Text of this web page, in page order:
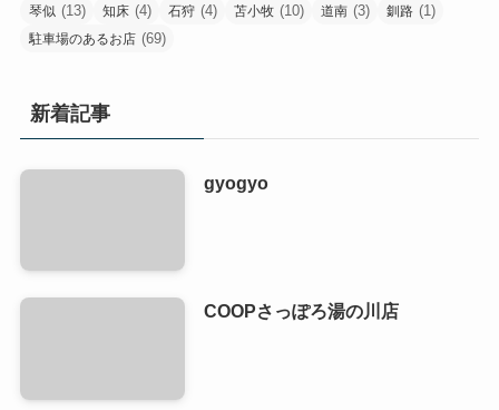
琴似 (13) 知床 (4) 石狩 (4) 苫小牧 (10) 道南 (3) 釧路 (1)
駐車場のあるお店 (69)
新着記事
gyogyo
COOPさっぽろ湯の川店